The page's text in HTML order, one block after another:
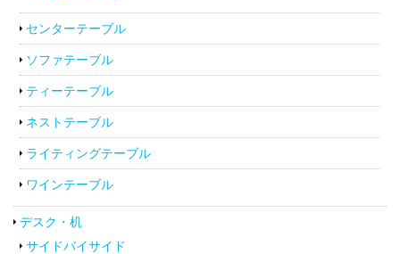
センターテーブル
ソファテーブル
ティーテーブル
ネストテーブル
ライティングテーブル
ワインテーブル
デスク・机
サイドバイサイド